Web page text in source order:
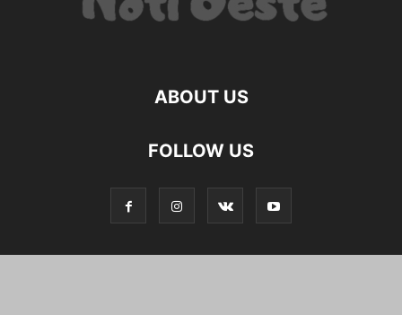
ABOUT US
FOLLOW US